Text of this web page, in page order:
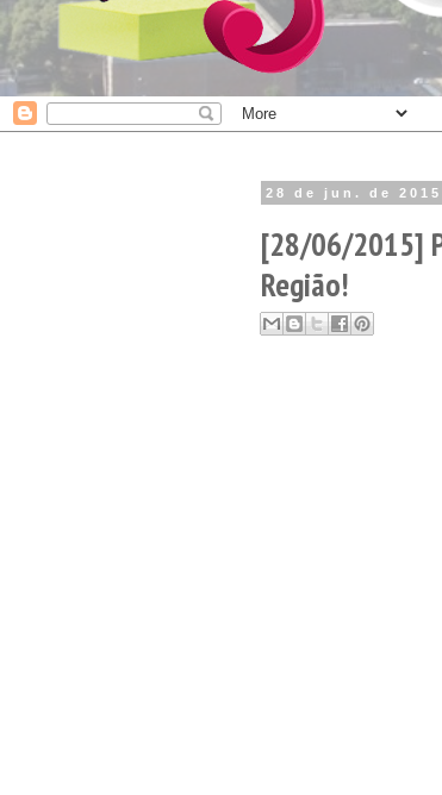
28 de jun. de 2015
[28/06/2015]
Região!